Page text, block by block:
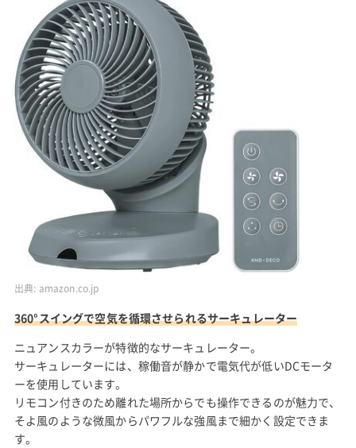
出典: amazon.co.jp
360°スイングで空気を循環させられるサーキュレーター
ニュアンスカラーが特徴的なサーキュレーター。
サーキュレーターには、稼働音が静かで電気代が低いDCモータ
ーを使用しています。
リモコン付きのため離れた場所からでも操作できるのが魅力で、
そよ風のような微風からパワフルな強風まで細かく設定できま
す。